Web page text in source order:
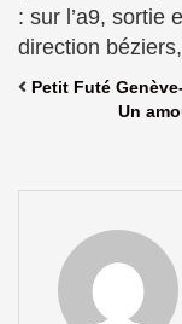
: sur l’a9, sortie
direction
Petit Futé
Un